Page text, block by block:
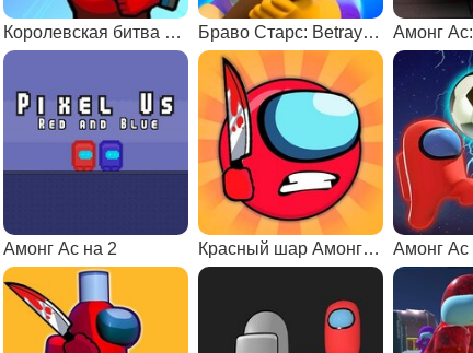
Королевская битва Амонг Ас Браво Старс: Betrayal.io
Амонг Ас на 2 Красный шар Амонг Ас Амонг Ас